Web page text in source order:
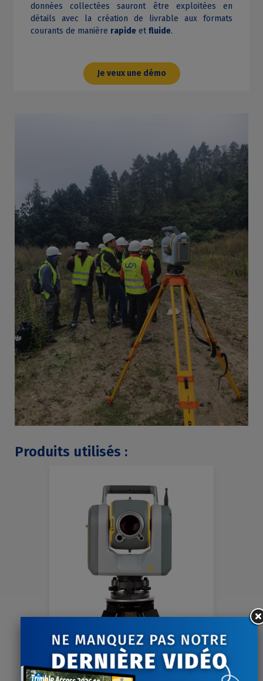
données collectées sauront être exploitées en
détails avec la création de livrable aux formats
courants de manière rapide etfluide.
Je veux une démo
Produits utilisés :
Ajouter au comparateur